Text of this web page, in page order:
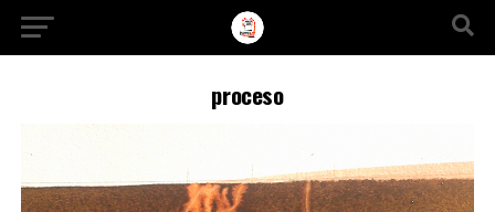
proceso
Ir a la versión móvil